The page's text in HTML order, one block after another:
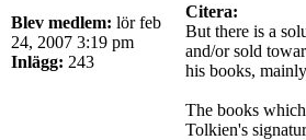
Blev medlem: lör feb
24, 2007 3:19 pm
Inlägg: 243
Citera:
But there is a
and/or sold
his books,
The books
Tolkien's